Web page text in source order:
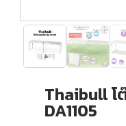
Thaibull โ
DA1105